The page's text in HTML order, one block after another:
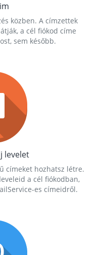
közben. A címzettek
a cél fiókod címe
sem később.
levelet
címeket hozhatsz létre.
a cél fiókodban,
es címeidről.